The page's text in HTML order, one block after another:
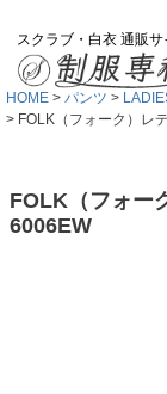
スクラブ・白衣 通販サ
HOME パンツ
FOLK（フォーク）レ
FOLK（フォー
6006EW